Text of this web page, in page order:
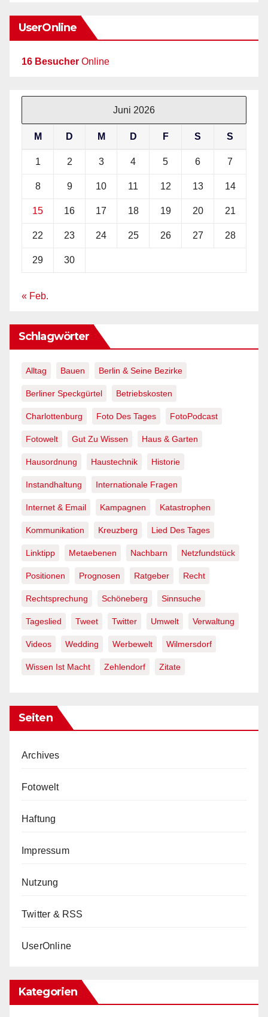
UserOnline
16 Besucher Online
Juni 2026
M D M D F S S
1 2 3 4 5 6 7
8 9 10 11 12 13 14
15 16 17 18 19 20 21
22 23 24 25 26 27 28
29 30
« Feb.
Schlagwörter
Alltag Bauen Berlin & Seine Bezirke
Berliner Speckgürtel Betriebskosten
Charlottenburg Foto Des Tages FotoPodcast
Fotowelt Gut Zu Wissen Haus & Garten
Hausordnung Haustechnik Historie
Instandhaltung Internationale Fragen
Internet & Email Kampagnen Katastrophen
Kommunikation Kreuzberg Lied Des Tages
Linktipp Metaebenen Nachbarn Netzfundstück
Positionen Prognosen Ratgeber Recht
Rechtsprechung Schöneberg Sinnsuche
Tageslied Tweet Twitter Umwelt Verwaltung
Videos Wedding Werbewelt Wilmersdorf
Wissen Ist Macht Zehlendorf Zitate
Seiten
Archives
Fotowelt
Haftung
Impressum
Nutzung
Twitter & RSS
UserOnline
Kategorien